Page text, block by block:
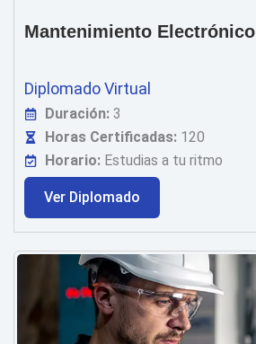
Mantenimiento Electrónico
Diplomado Virtual
Duración:3
Horas Certificadas:120
Horario:Estudias a tu ritmo
Ver Diplomado